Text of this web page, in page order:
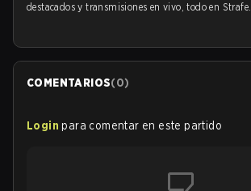
destacados y transmisiones en vivo, todo en Strafe.
COMENTARIOS(0)
Login para comentar en este partido